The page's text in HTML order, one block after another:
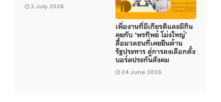
2 July 2026
เพื่องานที่มีเกียรติและมีกิน
คุยกับ ‘พรทิพย์ โม่งใหญ่’
สื่อมวลชนที่เคยยืนต้าน
รัฐประหาร สู่การลงเลือกตั้ง
บอร์ดประกันสังคม
24 June 2026